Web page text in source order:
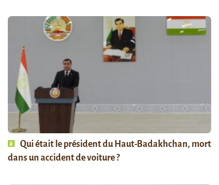
Qui était le président du Haut-Badakhchan, mort
dans un accident de voiture ?